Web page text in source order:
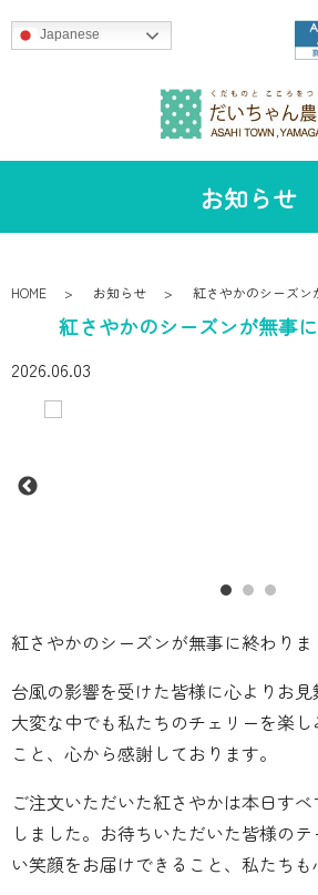
Japanese
お知らせ
HOME お知らせ 紅さやかのシーズン
紅さやかのシーズンが無事
2026.06.03
紅さやかのシーズンが無事に終わりま
台風の影響を受けた皆様に心よりお見
大変な中でも私たちのチェリーを楽
こと、心から感謝しております。
ご注文いただいた紅さやかは本日す
しました。お待ちいただいた皆様の
い笑顔をお届けできること、私たち